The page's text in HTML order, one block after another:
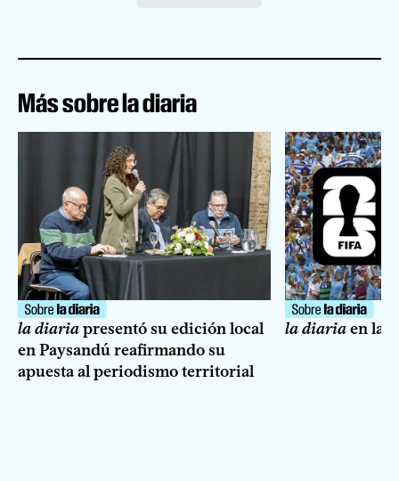
Más sobre la diaria
la diariapresentó su edición local
en Paysandú reafirmando su
apuesta al periodismo territorial
la diariaen la